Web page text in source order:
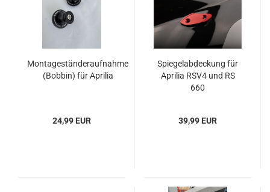
Montageständeraufnahme
(Bobbin) für Aprilia
24,99 EUR
Spiegelabdeckung für
Aprilia RSV4 und RS
660
39,99 EUR